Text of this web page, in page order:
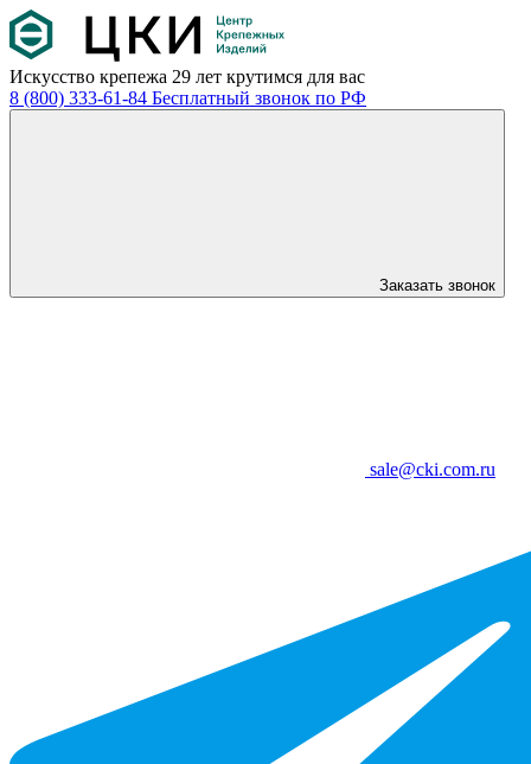
Искусство крепежа 29 лет крутимся для вас
8 (800) 333-61-84 Бесплатный звонок по РФ
Заказать звонок
sale@cki.com.ru